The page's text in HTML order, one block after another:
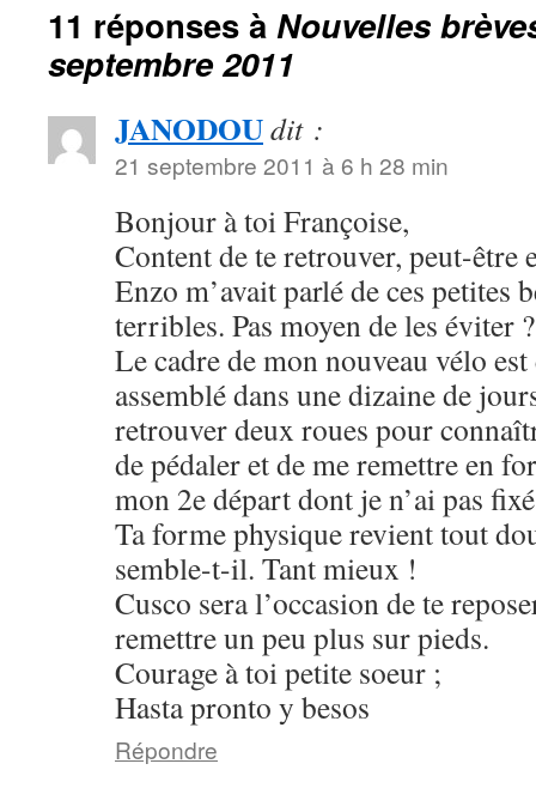
11 réponses à Nouvelles
septembre 2011
JANODOUdit :
21 septembre 2011 à 6 h 28 min
Bonjour à toi Françoise,
Content de te retrouver, peut-être
Enzo m’avait parlé de ces petites
terribles. Pas moyen de les éviter ?
Le cadre de mon nouveau vélo
assemblé dans une dizaine de
retrouver deux roues pour
de pédaler et de me remettre en
mon 2e départ dont je n’ai pas
Ta forme physique revient tout
semble-t-il. Tant mieux !
Cusco sera l’occasion de te
remettre un peu plus sur pieds.
Courage à toi petite soeur ;
Hasta pronto y besos
Répondre